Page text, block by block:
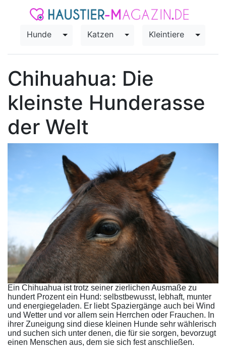
Hunde Toggle Dropdown
Katzen Toggle Dropdown
Kleintiere Toggle
Chihuahua: Die
kleinste Hunderasse
der Welt
Ein Chihuahua ist trotz seiner zierlichen Ausmaße zu
hundert Prozent ein Hund: selbstbewusst, lebhaft, munter
und energiegeladen. Er liebt Spaziergänge auch bei Wind
und Wetter und vor allem sein Herrchen oder Frauchen. In
ihrer Zuneigung sind diese kleinen Hunde sehr wählerisch
und suchen sich unter denen, die für sie sorgen, bevorzugt
einen Menschen aus, dem sie sich fest anschließen.